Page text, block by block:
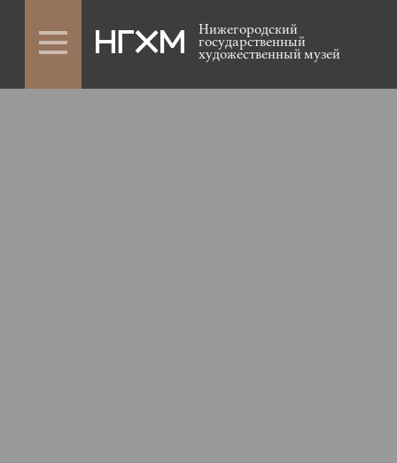
Нижегородский
государственный
художественный музей